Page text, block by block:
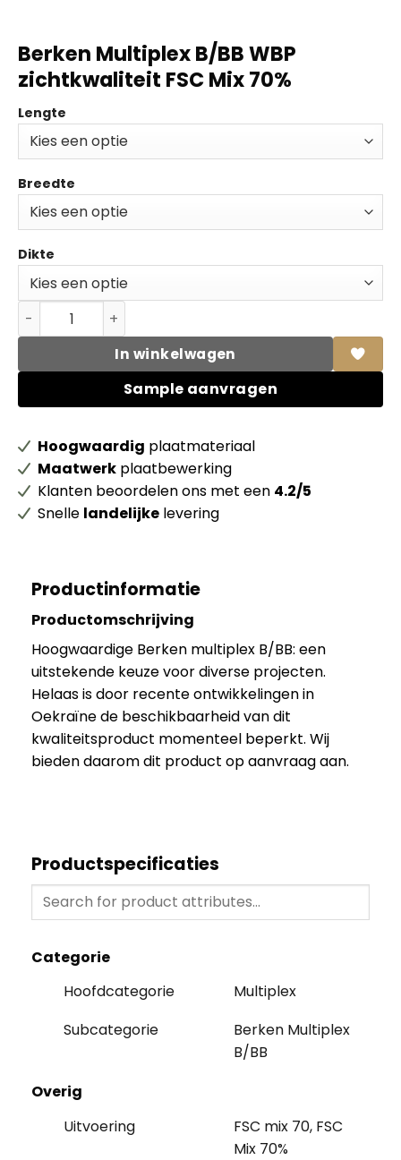
Berken Multiplex B/BB WBP
zichtkwaliteit FSC Mix 70%
Lengte
Breedte
Dikte
Berken Multiplex B/BB WBP zichtkwaliteit FSC Mix 70%
In winkelwagen
Sample aanvragen
Hoogwaardig plaatmateriaal
Maatwerk plaatbewerking
Klanten beoordelen ons met een 4.2/5
Snelle landelijke levering
Productinformatie
Productomschrijving
Hoogwaardige Berken multiplex B/BB: een
uitstekende keuze voor diverse projecten.
Helaas is door recente ontwikkelingen in
Oekraïne de beschikbaarheid van dit
kwaliteitsproduct momenteel beperkt. Wij
bieden daarom dit product op aanvraag aan.
Productspecificaties
Categorie
Hoofdcategorie
Multiplex
Subcategorie
Berken Multiplex
B/BB
Overig
Uitvoering
FSC mix 70, FSC
Mix 70%